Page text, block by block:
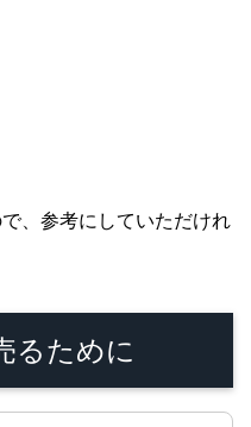
、参考にしていただけれ
るために